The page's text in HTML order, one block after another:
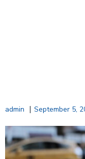
admin | September 5,